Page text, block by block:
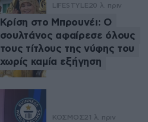
LIFESTYLE20 λ. πριν
Κρίση στο Μπρουνέι: Ο
σουλτάνος αφαίρεσε όλους
τους τίτλους της νύφης του
χωρίς καμία εξήγηση
ΚΟΣΜΟΣ21 λ. πριν